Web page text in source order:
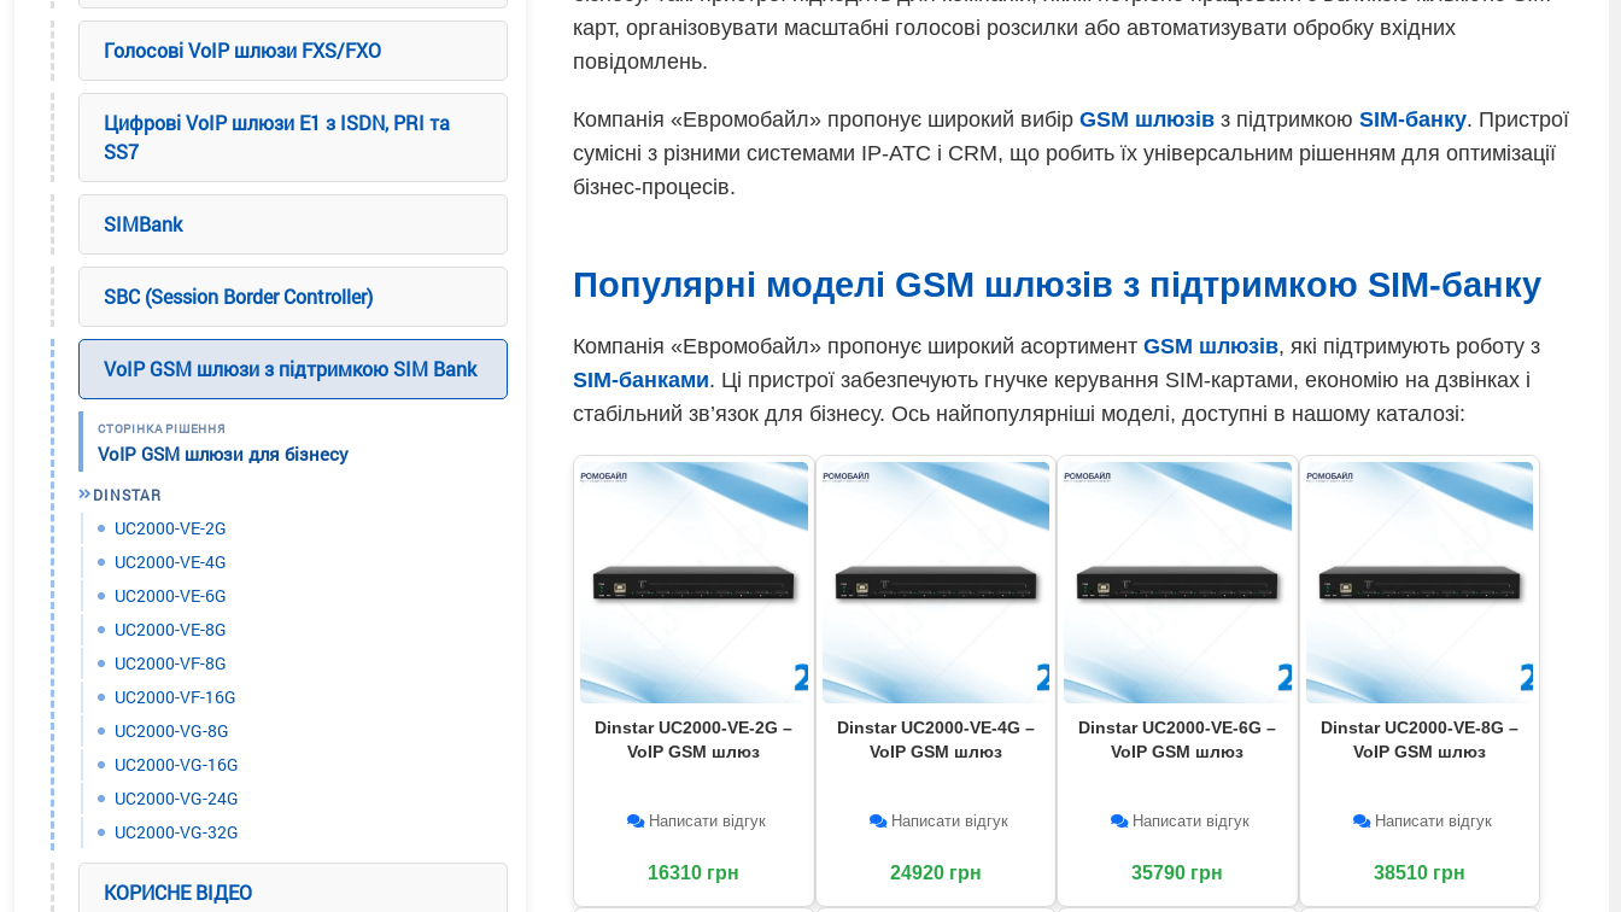
Голосові VoIP шлюзи FXS/FXO
Цифрові VoIP шлюзи E1 з ISDN, PRI та
SS7
SIMBank
SBC (Session Border Controller)
VoIP GSM шлюзи з підтримкою SIM Bank
СТОРІНКА РІШЕННЯ
VoIP GSM шлюзи для бізнесу
DINSTAR
UC2000-VE-2G
UC2000-VE-4G
UC2000-VE-6G
UC2000-VE-8G
UC2000-VF-8G
UC2000-VF-16G
UC2000-VG-8G
UC2000-VG-16G
UC2000-VG-24G
UC2000-VG-32G
КОРИСНЕ ВІДЕО
карт, організовувати масштабні голосові розсилки або автоматизувати обробку вхідних
повідомлень.
Компанія «Евромобайл» пропонує широкий вибір GSM шлюзів з підтримкою SIM-банку. Пристрої
сумісні з різними системами IP-АТС і CRM, що робить їх універсальним рішенням для оптимізації
бізнес-процесів.
Популярні моделі GSM шлюзів з підтримкою SIM-банку
Компанія «Евромобайл» пропонує широкий асортимент GSM шлюзів, які підтримують роботу з
SIM-банками. Ці пристрої забезпечують гнучке керування SIM-картами, економію на дзвінках і
стабільний зв’язок для бізнесу. Ось найпопулярніші моделі, доступні в нашому каталозі:
Dinstar UC2000-VE-2G –
VoIP GSM шлюз
Написати відгук
16310 грн
Dinstar UC2000-VE-4G –
VoIP GSM шлюз
Написати відгук
24920 грн
Dinstar UC2000-VE-6G –
VoIP GSM шлюз
Написати відгук
35790 грн
Dinstar UC2000-VE-8G –
VoIP GSM шлюз
Написати відгук
38510 грн